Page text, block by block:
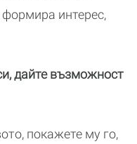
формира интерес,
дайте възможност
покажете му го,